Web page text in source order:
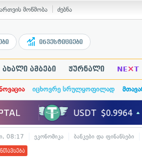
მოწმობა ძებნა
ინვესტიციები
ახალი ამბები ჟურნალი NE×T
იცხოვრე სრულყოფილად
08:17 ეკონომიკა ბანკები და ფინანსები